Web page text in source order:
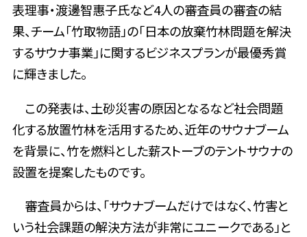
表理事・渡邊智惠子氏など4人の審査員の審査の結
果、チーム「竹取物語」の「日本の放棄竹林問題を解決
するサウナ事業」に関するビジネスプランが最優秀賞
に輝きました。
この発表は、土砂災害の原因となるなど社会問題
化する放置竹林を活用するため、近年のサウナブーム
を背景に、竹を燃料とした薪ストーブのテントサウナの
設置を提案したものです。
審査員からは、「サウナブームだけではなく、竹害と
いう社会課題の解決方法が非常にユニークである」と